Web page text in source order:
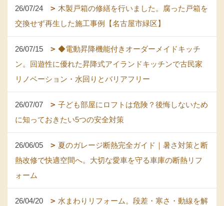
26/07/24
木製戸箱の修繕を行いました。腐った戸箱を
交換せず再生した施工事例【名古屋市緑区】
26/07/15
◆電動昇降機能付きオーダーメイドキッチ
ン。回遊性に優れた昇降式アイランドキッチンで古民家
リノベーション・水回りとバリアフリー
26/07/07
子ども部屋にロフトは危険？後悔しないため
に知っておきたい5つの安全対策
26/06/05
夏のガレージ断熱完全ガイド｜暑さ対策と断
熱改修で快適空間へ。大切な愛車を守る車庫の断熱リフ
ォーム
26/04/20
水まわりリフォーム。段差・寒さ・動線を解